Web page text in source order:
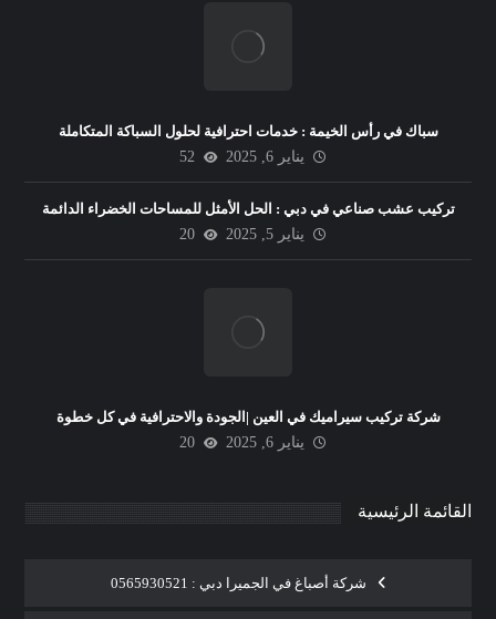
سباك في رأس الخيمة : خدمات احترافية لحلول السباكة المتكاملة
يناير 6, 2025
52
تركيب عشب صناعي في دبي : الحل الأمثل للمساحات الخضراء الدائمة
يناير 5, 2025
20
شركة تركيب سيراميك في العين |الجودة والاحترافية في كل خطوة
يناير 6, 2025
20
القائمة الرئيسية
شركة أصباغ في الجميرا دبي : 0565930521